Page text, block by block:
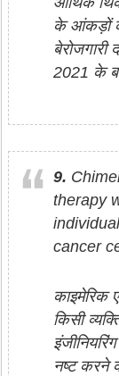
के आंकड़ों
2021 के
9.
therapy
cancer
काइमेरिक
किसी
नष्ट करने